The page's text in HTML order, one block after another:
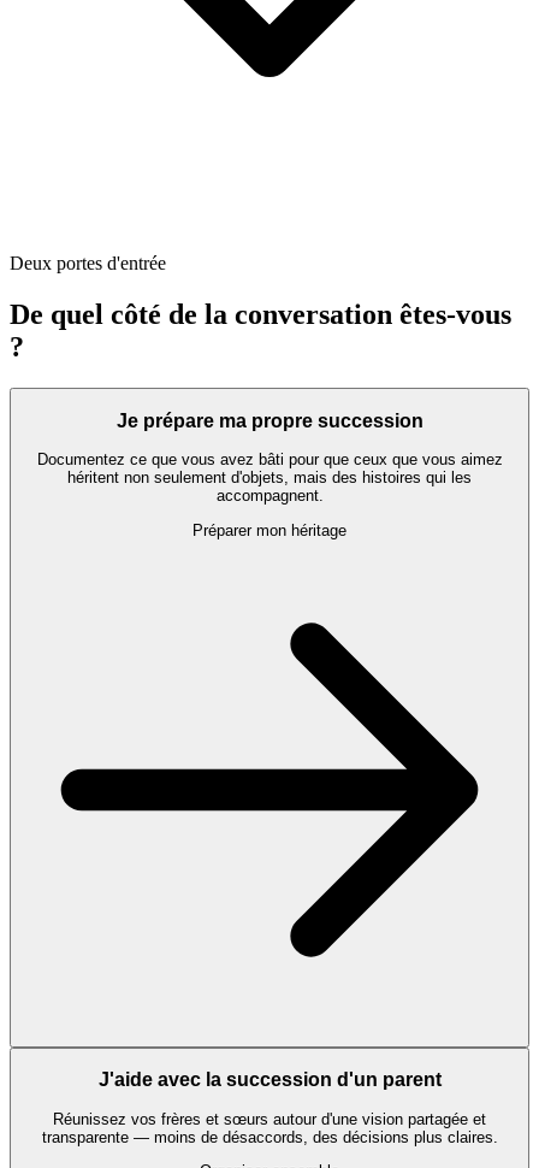
Deux portes d'entrée
De quel côté de la conversation êtes-vous
?
Je prépare ma propre succession
Documentez ce que vous avez bâti pour que ceux que vous aimez
héritent non seulement d'objets, mais des histoires qui les
accompagnent.
J'aide avec la succession d'un parent
Réunissez vos frères et sœurs autour d'une vision partagée et
transparente — moins de désaccords, des décisions plus claires.